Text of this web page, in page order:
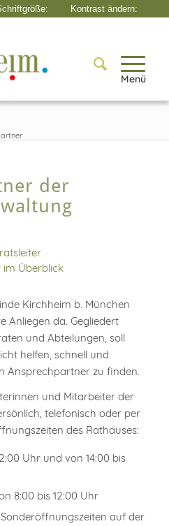
Menü
der
im Überblick
Kirchheim b. München
Anliegen da. Gegliedert
und Abteilungen, soll
helfen, schnell und
Ansprechpartner zu finden.
und Mitarbeiter der
telefonisch oder per
des Rathauses:
Uhr und von 14:00 bis
8:00 bis 12:00 Uhr
auf der